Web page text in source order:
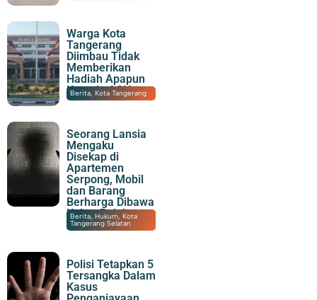
Warga Kota
Tangerang
Diimbau Tidak
Memberikan
Hadiah Apapun
Kepada ASN
09/08/2026|19:10
Berita,Kota Tangerang
Seorang Lansia
Mengaku
Disekap di
Apartemen
Serpong, Mobil
dan Barang
Berharga Dibawa
Kabur Pelaku
08/08/2026|23:30
Berita,Hukum,Kota
Tangerang Selatan
Polisi Tetapkan 5
Tersangka Dalam
Kasus